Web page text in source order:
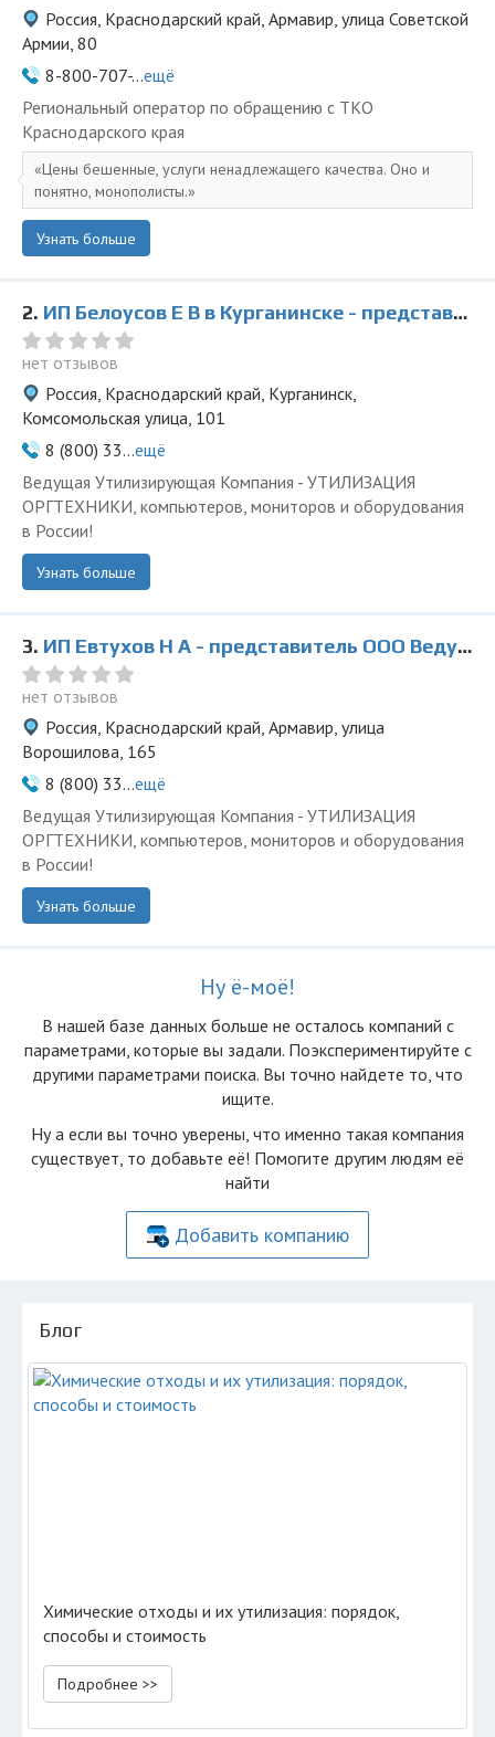
Россия, Краснодарский край, Армавир, улица Советской
Армии, 80
8-800-707-...ещё
Региональный оператор по обращению с ТКО
Краснодарского края
Цены бешенные, услуги ненадлежащего качества. Оно и
понятно, монополисты.
Узнать больше
2. ИП Белоусов Е В в Курганинске - представитель ООО Ведущая Утилизирующая Компания
нет отзывов
Россия, Краснодарский край, Курганинск,
Комсомольская улица, 101
8 (800) 33...ещё
Ведущая Утилизирующая Компания - УТИЛИЗАЦИЯ
ОРГТЕХНИКИ, компьютеров, мониторов и оборудования
в России!
Узнать больше
3. ИП Евтухов Н А - представитель ООО Ведущая Утилизирующая Компания
нет отзывов
Россия, Краснодарский край, Армавир, улица
Ворошилова, 165
8 (800) 33...ещё
Ведущая Утилизирующая Компания - УТИЛИЗАЦИЯ
ОРГТЕХНИКИ, компьютеров, мониторов и оборудования
в России!
Узнать больше
Ну ё-моё!
В нашей базе данных больше не осталоcь компаний с
параметрами, которые вы задали. Поэкспериментируйте с
другими параметрами поиска. Вы точно найдете то, что
ищите.
Ну а если вы точно уверены, что именно такая компания
существует, то добавьте её! Помогите другим людям её
найти
Добавить компанию
Блог
Химические отходы и их утилизация: порядок,
способы и стоимость
Подробнее >>